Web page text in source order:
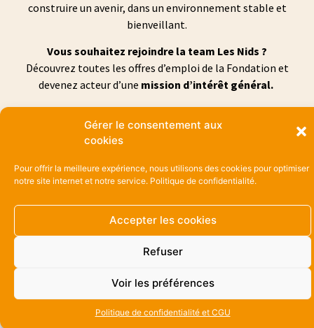
Gérer le consentement aux
cookies
Pour offrir la meilleure expérience, nous utilisons des cookies pour optimiser
notre site internet et notre service. Politique de confidentialité.
Accepter les cookies
Refuser
Voir les préférences
Politique de confidentialité et CGU
construire un avenir, dans un environnement stable et
bienveillant.
Vous souhaitez rejoindre la team Les Nids ?
Découvrez toutes les offres d’emploi de la Fondation et
devenez acteur d’une mission d’intérêt général.
Donnez du sens à vos compétences !
lescandidatures pour les stages sont directement gérées
par nos établissements/services.
adresser votre candidature directement au secrétariat du
correspondant au mieux à votre projet de stage et à
votre secteur géographique.
Pour cela, rendez-vous sur la page :Organisation et